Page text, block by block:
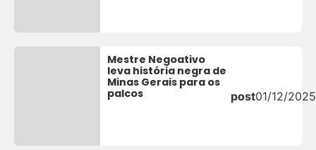
Mestre Negoativo
leva história negra de
Minas Gerais para os
palcos
post01/12/2025